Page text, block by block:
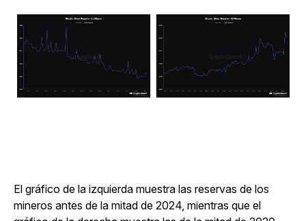
El gráfico de la izquierda muestra las reservas de los
mineros antes de la mitad de 2024, mientras que el